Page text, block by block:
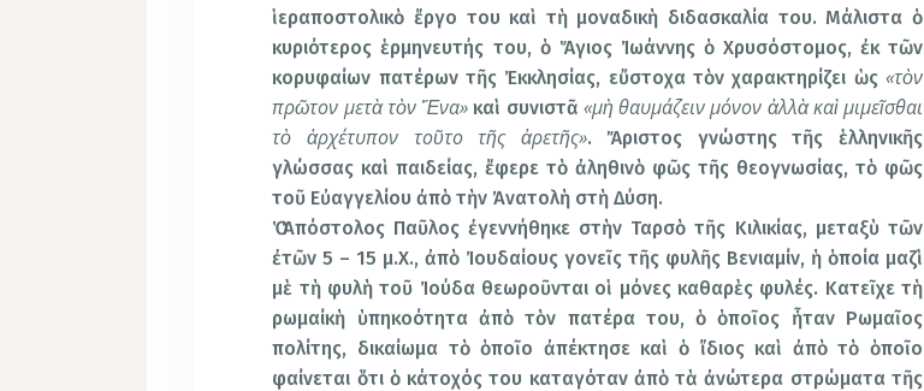
ἱεραποστολικὸ ἔργο του καὶ τὴ μοναδικὴ διδασκαλία του. Μάλιστα ὁ
κυριότερος ἑρμηνευτής του, ὁ Ἅγιος Ἰωάννης ὁ Χρυσόστομος, ἐκ τῶν
κορυφαίων πατέρων τῆς Ἐκκλησίας, εὔστοχα τὸν χαρακτηρίζει ὡς «τὸν
πρῶτον μετὰ τὸν Ἕνα» καὶ συνιστᾶ «μὴ θαυμάζειν μόνον ἀλλὰ καὶ μιμεῖσθαι
τὸ ἀρχέτυπον τοῦτο τῆς ἀρετῆς». Ἄριστος γνώστης τῆς ἑλληνικῆς
γλώσσας καὶ παιδείας, ἔφερε τὸ ἀληθινὸ φῶς τῆς θεογνωσίας, τὸ φῶς
τοῦ Εὐαγγελίου ἀπὸ τὴν Ἀνατολὴ στὴ Δύση.
Ὁ Ἀπόστολος Παῦλος ἐγεννήθηκε στὴν Ταρσὸ τῆς Κιλικίας, μεταξὺ τῶν
ἐτῶν 5 – 15 μ.Χ., ἀπὸ Ἰουδαίους γονεῖς τῆς φυλῆς Βενιαμίν, ἡ ὁποία μαζὶ
μὲ τὴ φυλὴ τοῦ Ἰούδα θεωροῦνται οἱ μόνες καθαρὲς φυλές. Κατεῖχε τὴ
ρωμαίκὴ ὑπηκοότητα ἀπὸ τὸν πατέρα του, ὁ ὁποῖος ἦταν Ρωμαῖος
πολίτης, δικαίωμα τὸ ὁποῖο ἀπέκτησε καὶ ὁ ἴδιος καὶ ἀπὸ τὸ ὁποῖο
φαίνεται ὅτι ὁ κάτοχός του καταγόταν ἀπὸ τὰ ἀνώτερα στρώματα τῆς